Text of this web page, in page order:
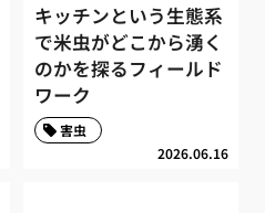
キッチンという生態系
で米虫がどこから湧く
のかを探るフィールド
ワーク
2026.06.16
害虫